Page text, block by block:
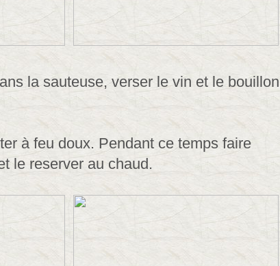
la sauteuse, verser le vin et le bouillon
à feu doux. Pendant ce temps faire
le reserver au chaud.